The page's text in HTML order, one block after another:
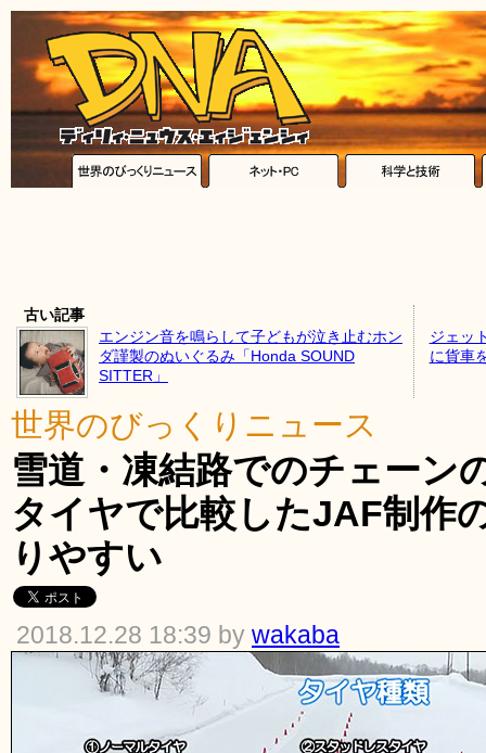
古い記事
エンジン音を鳴らして子どもが泣き止むホン
ダ謹製のぬいぐるみ「Honda SOUND
SITTER」
ジェッ
に貨車
世界のびっくりニュース
雪道・凍結路でのチェーン
タイヤで比較したJAF制作
りやすい
2018.12.28 18:39 by wakaba